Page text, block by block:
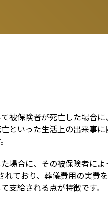
被保険者が死亡した場合
といった生活上の出来事
場合に、その被保険者に
れており、葬儀費用の実
支給される点が特徴です。